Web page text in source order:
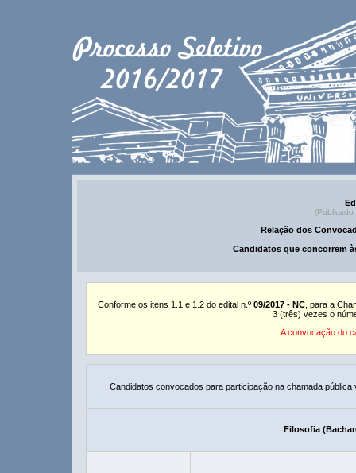
(Publicado
Relação dos
Candidatos que concorrem
Conforme os itens 1.1 e 1.2 do edital n.º 09/2017 - NC , para a
3 (três) vezes o
A convocação do
Candidatos convocados para participação na chamada
Filosofia